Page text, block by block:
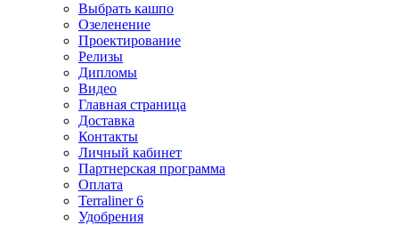
Выбрать кашпо
Озеленение
Проектирование
Релизы
Дипломы
Видео
Главная страница
Доставка
Контакты
Личный кабинет
Партнерская программа
Оплата
Terraliner 6
Удобрения